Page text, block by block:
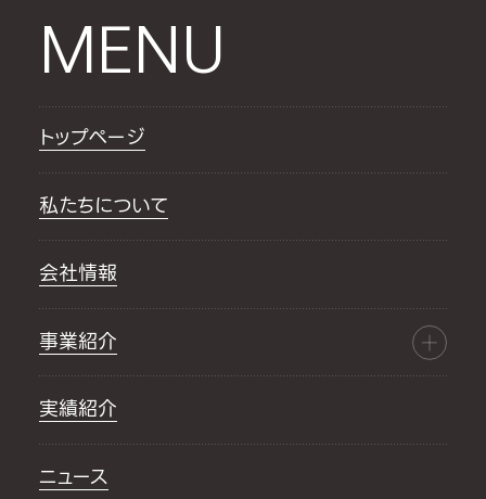
MENU
トップページ
私たちについて
会社情報
事業紹介
実績紹介
ニュース